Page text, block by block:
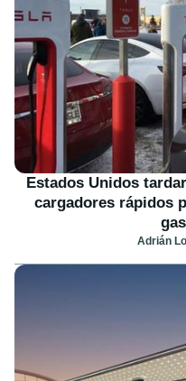
Estados Unidos
cargadores rápidos
Adrián